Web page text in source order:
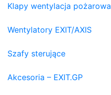
Klapy wentylacja pożarowa
Wentylatory EXIT/AXIS
Szafy sterujące
Akcesoria – EXIT.GP